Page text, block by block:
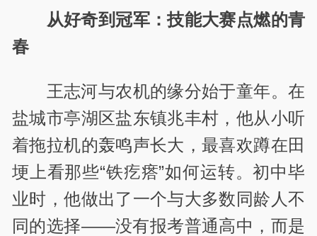
从好奇到冠军：技能大赛点燃的青
春
王志河与农机的缘分始于童年。在
盐城市亭湖区盐东镇兆丰村，他从小听
着拖拉机的轰鸣声长大，最喜欢蹲在田
埂上看那些“铁疙瘩”如何运转。初中毕
业时，他做出了一个与大多数同龄人不
同的选择——没有报考普通高中，而是